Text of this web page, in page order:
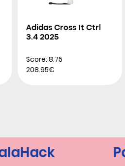
Adidas Cross It Ctrl
3.4 2025
Score: 8.75
208.95€